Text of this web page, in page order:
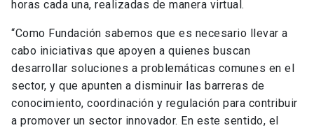
horas cada una, realizadas de manera virtual.
“Como Fundación sabemos que es necesario llevar a
cabo iniciativas que apoyen a quienes buscan
desarrollar soluciones a problemáticas comunes en el
sector, y que apunten a disminuir las barreras de
conocimiento, coordinación y regulación para contribuir
a promover un sector innovador. En este sentido, el